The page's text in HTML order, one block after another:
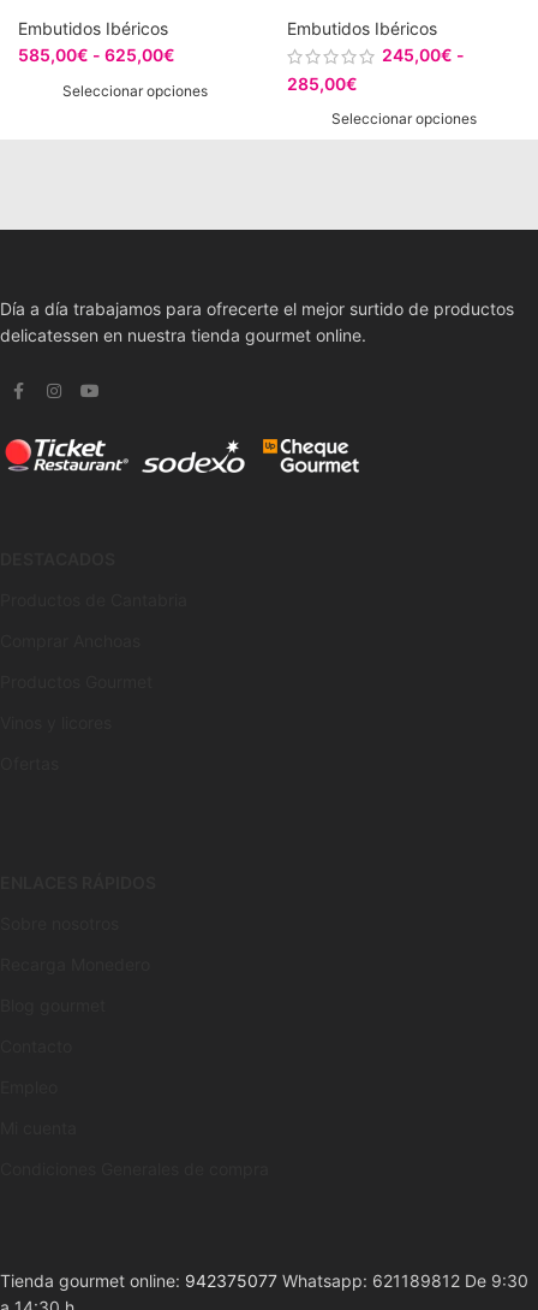
Embutidos Ibéricos
585,00€ - 625,00€
Seleccionar opciones
Embutidos Ibéricos
245,00€ -
285,00€
Seleccionar opciones
Día a día trabajamos para ofrecerte el mejor surtido de productos
delicatessen en nuestra tienda gourmet online.
Tienda gourmet online: 942375077 Whatsapp: 621189812 De 9:30